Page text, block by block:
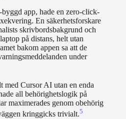
app, hade en zero-click-
En säkerhetsforskare
skrivbordsbakgrund och
på distans, helt utan
bakom appen sa att de
under
med Cursor AI utan en enda
all behörighetslogik på
maximerades genom obehörig
kringgicks trivialt.5